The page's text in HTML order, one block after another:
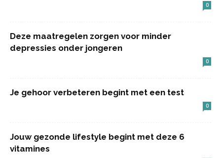
0
Deze maatregelen zorgen voor minder
depressies onder jongeren
0
Je gehoor verbeteren begint met een test
0
Jouw gezonde lifestyle begint met deze 6
vitamines